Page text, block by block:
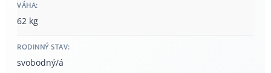
VÁHA:
62 kg
RODINNÝ STAV:
svobodný/á